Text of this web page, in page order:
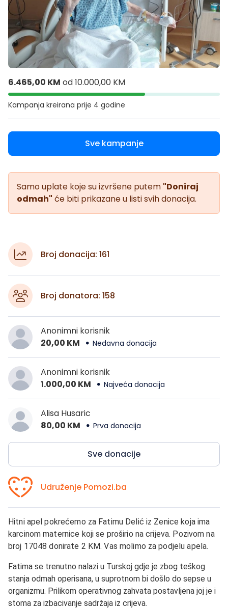
6.465,00 KM od10.000,00 KM
Kampanja kreirana prije 4 godine
Sve kampanje
Samo uplate koje su izvršene putem "Doniraj
odmah" će biti prikazane u listi svih donacija.
Broj donacija: 161
Broj donatora: 158
Anonimni korisnik
20,00 KM
Nedavna donacija
Anonimni korisnik
1.000,00 KM
Najveća donacija
Alisa Husaric
80,00 KM
Prva donacija
Sve donacije
Udruženje Pomozi.ba
Hitni apel pokrećemo za Fatimu Delić iz Zenice koja ima
karcinom maternice koji se proširio na crijeva. Pozivom na
broj 17048 donirate 2 KM. Vas molimo za podjelu apela.
Fatima se trenutno nalazi u Turskoj gdje je zbog teškog
stanja odmah operisana, u suprotnom bi došlo do sepse u
organizmu. Prilikom operativnog zahvata postavljena joj je i
stoma za izbacivanje sadržaja iz crijeva.